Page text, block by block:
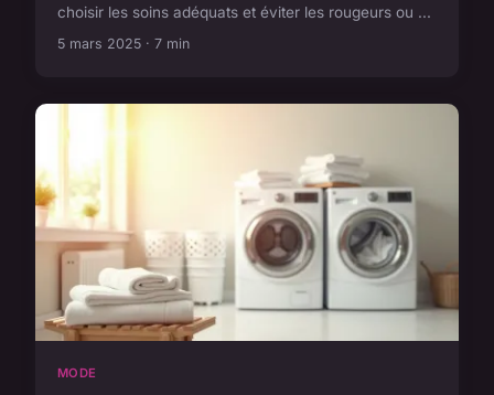
choisir les soins adéquats et éviter les rougeurs ou ...
5 mars 2025 · 7 min
MODE